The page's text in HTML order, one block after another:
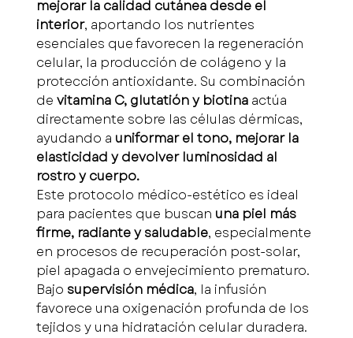
mejorar la calidad cutánea desde el
interior, aportando los nutrientes
esenciales que favorecen la regeneración
celular, la producción de colágeno y la
protección antioxidante. Su combinación
de vitamina C, glutatión y biotina actúa
directamente sobre las células dérmicas,
ayudando a uniformar el tono, mejorar la
elasticidad y devolver luminosidad al
rostro y cuerpo.
Este protocolo médico-estético es ideal
para pacientes que buscan una piel más
firme, radiante y saludable, especialmente
en procesos de recuperación post-solar,
piel apagada o envejecimiento prematuro.
Bajo supervisión médica, la infusión
favorece una oxigenación profunda de los
tejidos y una hidratación celular duradera.